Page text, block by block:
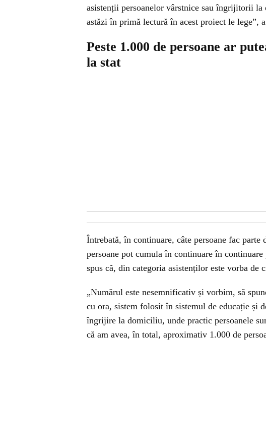
asistenții persoanelor vârstnice sau îngrijitorii
astăzi în primă lectură în acest proiect le lege”,
Peste 1.000 de persoane ar
la stat
Întrebată, în continuare, câte persoane fac parte
persoane pot cumula în continuare în
spus că, din categoria asistenților este vorba de
„Numărul este nesemnificativ și vorbim, să
cu ora, sistem folosit în sistemul de educație și
îngrijire la domiciliu, unde practic persoanele
că am avea, în total, aproximativ 1.000 de